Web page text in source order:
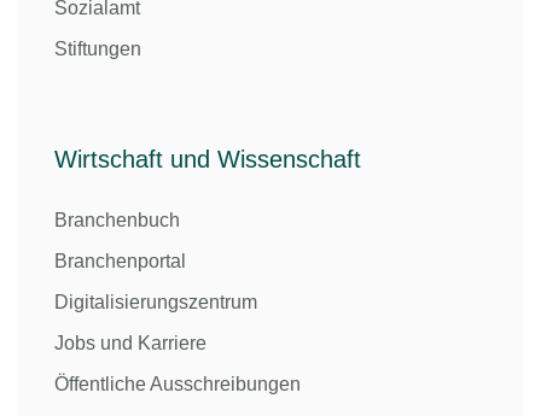
Sozialamt
Stiftungen
Wirtschaft und Wissenschaft
Branchenbuch
Branchenportal
Digitalisierungszentrum
Jobs und Karriere
Öffentliche Ausschreibungen